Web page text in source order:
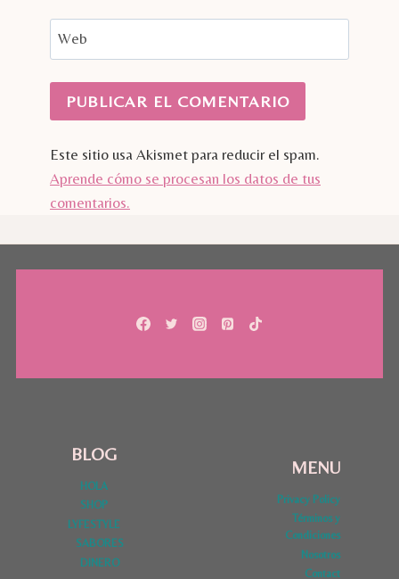
Web
Este sitio usa Akismet para reducir el spam.
Aprende cómo se procesan los datos de tus
comentarios.
BLOG
HOLA
SHOP
LYFESTYLE
SABORES
DINERO
MENU
Privacy Policy
Términos y
Condiciones
Nosotros
Contact